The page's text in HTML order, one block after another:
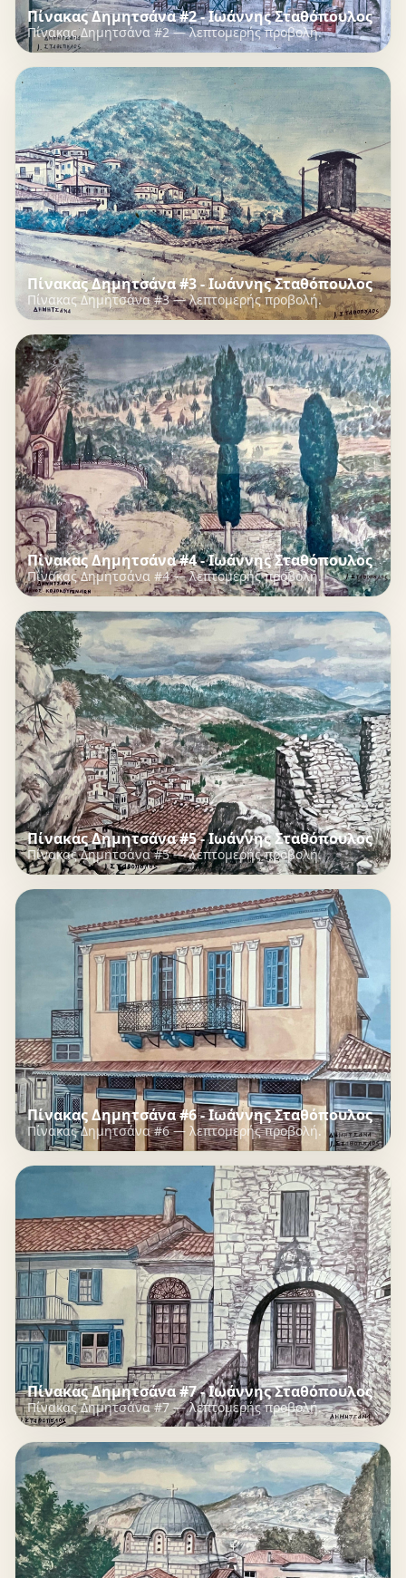
Πίνακας Δημητσάνα #2 - Ιωάννης Σταθόπουλος
Πίνακας Δημητσάνα #2 — λεπτομερής προβολή.
Πίνακας Δημητσάνα #3 - Ιωάννης Σταθόπουλος
Πίνακας Δημητσάνα #3 — λεπτομερής προβολή.
Πίνακας Δημητσάνα #4 - Ιωάννης Σταθόπουλος
Πίνακας Δημητσάνα #4 — λεπτομερής προβολή.
Πίνακας Δημητσάνα #5 - Ιωάννης Σταθόπουλος
Πίνακας Δημητσάνα #5 — λεπτομερής προβολή.
Πίνακας Δημητσάνα #6 - Ιωάννης Σταθόπουλος
Πίνακας Δημητσάνα #6 — λεπτομερής προβολή.
Πίνακας Δημητσάνα #7 - Ιωάννης Σταθόπουλος
Πίνακας Δημητσάνα #7 — λεπτομερής προβολή.